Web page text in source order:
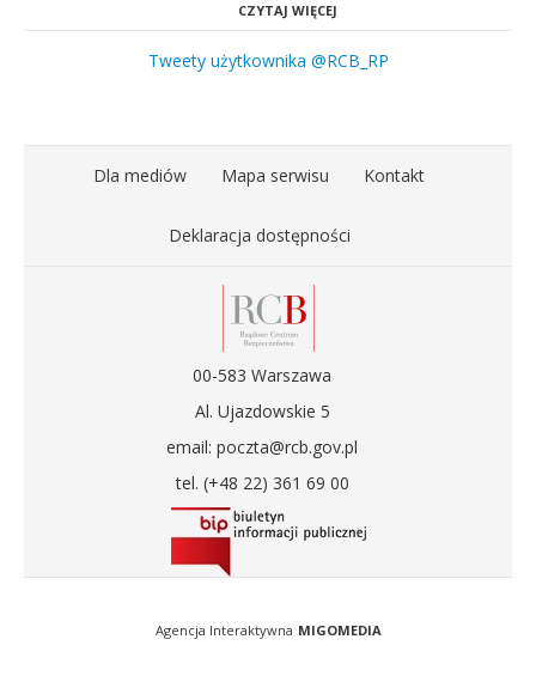
CZYTAJ WIĘCEJ
Tweety użytkownika @RCB_RP
Dla mediów Mapa serwisu Kontakt
Deklaracja dostępności
00-583 Warszawa
Al. Ujazdowskie 5
email: poczta@rcb.gov.pl
tel. (+48 22) 361 69 00
Agencja Interaktywna MIGOMEDIA